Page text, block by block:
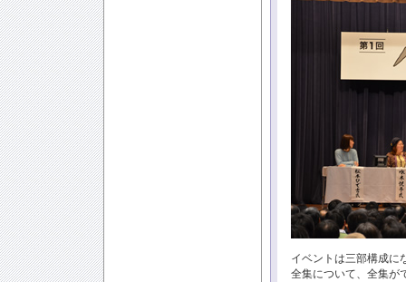
イベントは三部構成に
全集について、全集が